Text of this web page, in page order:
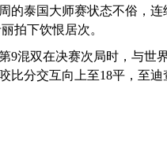
的泰国大师赛状态不俗，
拍下饮恨居次。
9混双在决赛次局时，与世
比分交互向上至18平，至迪